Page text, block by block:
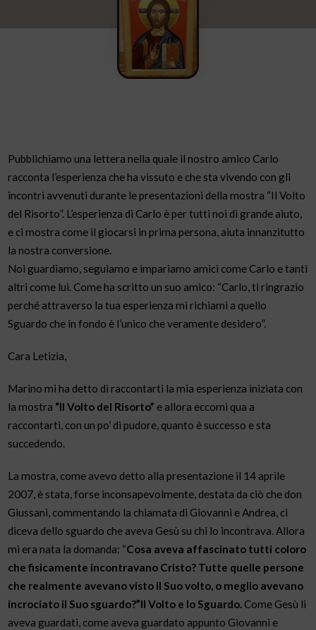
Pubblichiamo una lettera nella quale il nostro amico Carlo
racconta l’esperienza che ha vissuto e che sta vivendo con gli
incontri avvenuti durante le presentazioni della mostra “Il Volto
del Risorto”. L’esperienza di Carlo è per tutti noi di grande aiuto,
e ci mostra come il giocarsi in prima persona, aiuta innanzitutto
la nostra conversione.
Noi guardiamo, seguiamo e impariamo amici come Carlo e tanti
altri come lui. Come ha scritto un suo amico: “Carlo, ti ringrazio
perché attraverso la tua esperienza mi richiami a quello
Sguardo che in fondo è l’unico che veramente desidero”.
Cara Letizia,
Marino mi ha detto di raccontarti la mia esperienza iniziata con
la mostra “Il Volto del Risorto” e allora eccomi qua a
raccontarti, con un po’ di pudore, quanto è successo e sta
succedendo.
La mostra, come avevo detto alla presentazione il 14 aprile
2007, è stata, forse inconsapevolmente, destata da ciò che don
Giussani, commentando la chiamata di Giovanni e Andrea, ci
diceva dello sguardo che aveva Gesù su chi lo incontrava. Allora
mi era nata la domanda: “Cosa aveva affascinato tutti coloro
che fisicamente incontravano Cristo? Tutte quelle persone
che realmente avevano visto il Suo volto, o meglio avevano
incrociato il Suo sguardo?”Il Volto e lo Sguardo. Come Gesù li
aveva guardati, come aveva guardato appunto Giovanni e